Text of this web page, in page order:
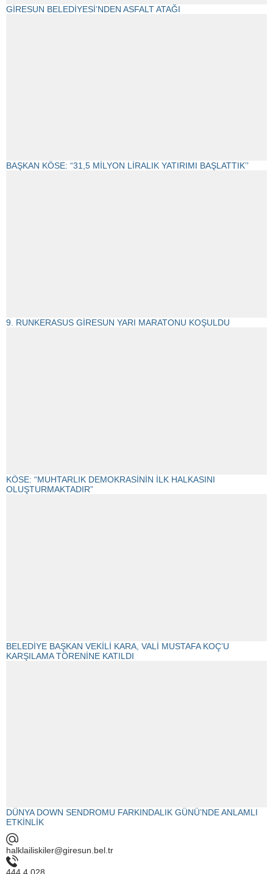
GİRESUN BELEDİYESİ’NDEN ASFALT ATAĞI
BAŞKAN KÖSE: “31,5 MİLYON LİRALIK YATIRIMI BAŞLATTIK’’
9. RUNKERASUS GİRESUN YARI MARATONU KOŞULDU
KÖSE: “MUHTARLIK DEMOKRASİNİN İLK HALKASINI
OLUŞTURMAKTADIR”
BELEDİYE BAŞKAN VEKİLİ KARA, VALİ MUSTAFA KOÇ’U
KARŞILAMA TÖRENİNE KATILDI
DÜNYA DOWN SENDROMU FARKINDALIK GÜNÜ’NDE ANLAMLI
ETKİNLİK
halklailiskiler@giresun.bel.tr